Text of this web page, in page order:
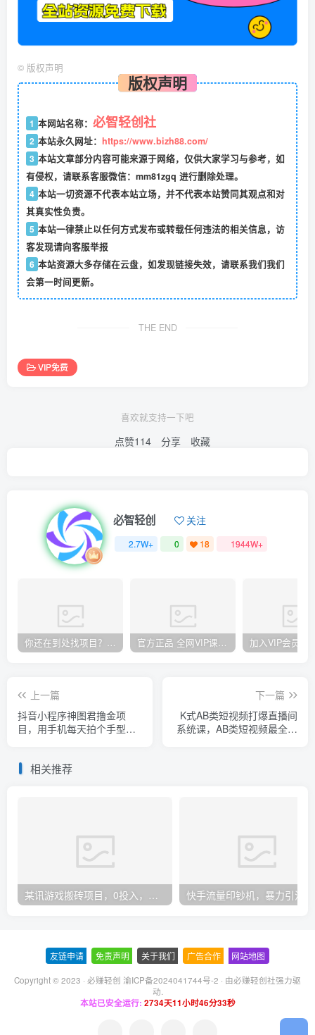
© 版权声明
版权声明
1 本网站名称： 必智轻创社
2 本站永久网址： https://www.bizh88.com/
3 本站文章部分内容可能来源于网络，仅供大家学习与参考，如
有侵权，请联系客服微信：mm81zgq 进行删除处理。
4 本站一切资源不代表本站立场，并不代表本站赞同其观点和对
其真实性负责。
5 本站一律禁止以任何方式发布或转载任何违法的相关信息，访
客发现请向客服举报
6 本站资源大多存储在云盘，如发现链接失效，请联系我们我们
会第一时间更新。
THE END
VIP免费
喜欢就支持一下吧
点赞114 分享 收藏
必智轻创 关注
2.7W+ 0 18 1944W+
你还在到处找项目？还在当韭菜？我却靠卖项目一个月赚5万，曾经我也和你一样懵懂。 官方正品 全网VIP课程 无损下载~
上一篇
抖音小程序神图君撸金项
目，用手机每天拍个手型挂
下一篇
K式AB类短视频打爆直播间
系统课，AB类短视频最全讲
相关推荐
某讯游戏搬砖项目，0投入，可以挂机，轻松上手,月入3000+上不封顶
友链申请 免责声明 关于我们 广告合作 网站地图
Copyright © 2023 · 必赚轻创 渝ICP备2024041744号-2 · 由必赚轻创社强力驱
动.
本站已安全运行: 2734天11小时46分34秒